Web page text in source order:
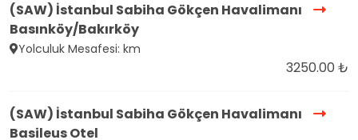
(SAW) İstanbul Sabiha Gökçen Havalimanı
Basınköy/Bakırköy
Yolculuk Mesafesi: km
3250.00 ₺
(SAW) İstanbul Sabiha Gökçen Havalimanı
Basileus Otel